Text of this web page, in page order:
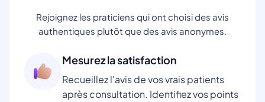
Rejoignez les praticiens qui ont choisi des avis
authentiques plutôt que des avis anonymes.
Mesurez la satisfaction
Recueillez l'avis de vos vrais patients
après consultation. Identifiez vos points